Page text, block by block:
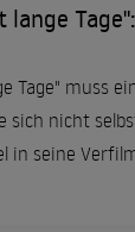
Tage" muss
sich nicht
in seine
Tropper.